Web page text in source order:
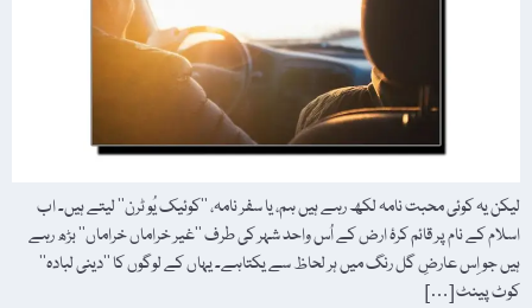
لیکن یہ کوئی محبت نامہ لکھ رہے ہیں ہم، یا سفر نامہ، ’’کوئیک یُو ٹرن‘‘ لیتے ہیں۔ اب
اسلام کے نام پر قائم کرۂ ارض کے اُس واحد شہر کی طرف ’’غیر خراماں خراماں‘‘ بڑھ رہے
ہیں جو اِس عارضِ گل رنگ میں ہر لحاظ سے یکتاہے۔ یہاں کے لوگوں کا ’’دینی لبادہ‘‘
کوٹ پینٹ […]